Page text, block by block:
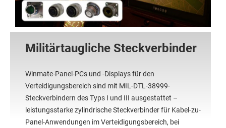
Militärtaugliche Steckverbinder
Winmate-Panel-PCs und -Displays für den
Verteidigungsbereich sind mit MIL-DTL-38999-
Steckverbindern des Typs I und III ausgestattet –
leistungsstarke zylindrische Steckverbinder für Kabel-zu-
Panel-Anwendungen im Verteidigungsbereich, bei